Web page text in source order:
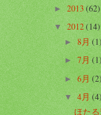
►2013(62)
▼2012(14)
►8月(1)
►7月(1)
►6月
▼ 4月
ほた